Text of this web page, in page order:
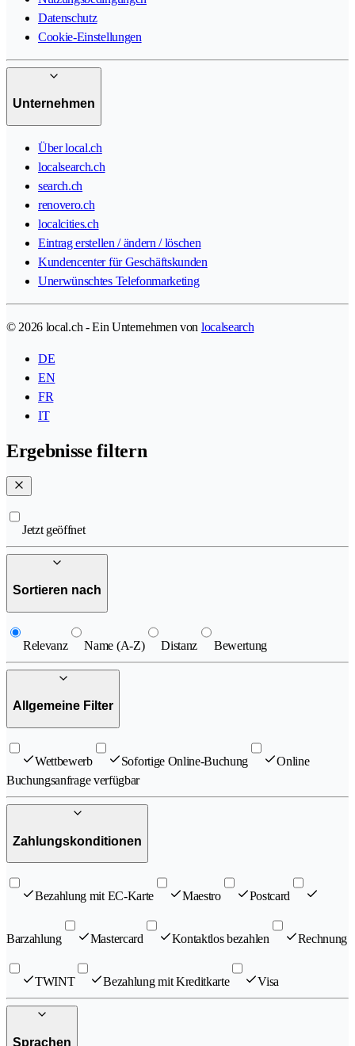
Datenschutz
Cookie-Einstellungen
Unternehmen
Über local.ch
localsearch.ch
search.ch
renovero.ch
localcities.ch
Eintrag erstellen / ändern / löschen
Kundencenter für Geschäftskunden
Unerwünschtes Telefonmarketing
© 2026 local.ch - Ein Unternehmen von localsearch
DE
EN
FR
IT
Ergebnisse filtern
Jetzt geöffnet
Sortieren nach
Relevanz Name (A-Z) Distanz Bewertung
Allgemeine Filter
Wettbewerb Sofortige Online-Buchung
Online
Buchungsanfrage verfügbar
Zahlungskonditionen
Bezahlung mit EC-Karte Maestro Postcard
Barzahlung Mastercard Kontaktlos bezahlen Rechnung
TWINT Bezahlung mit Kreditkarte Visa
Sprachen